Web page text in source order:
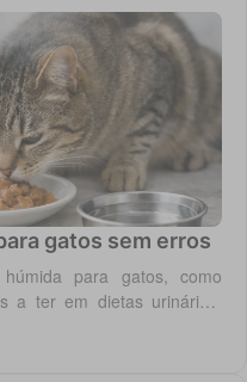
gatos sem erros
para gatos, como
a ter em dietas urinárias,